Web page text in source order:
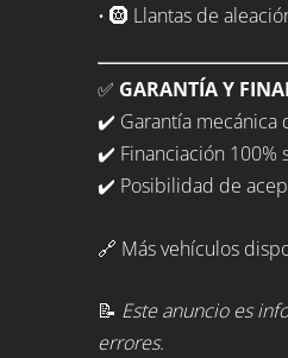
• 🛞 Llantas de
✅ GARANTÍA Y
✔️ Garantía mecánica
✔️ Financiación 100%
✔️ Posibilidad de
🔗 Más vehículos
📝 Este anuncio es
errores.